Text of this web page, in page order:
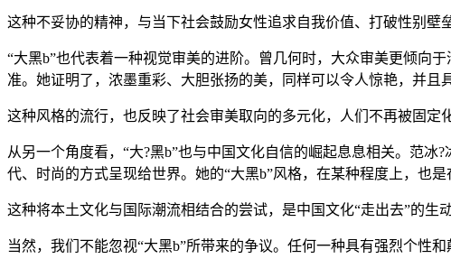
这种不妥协的精神，与当下社会鼓励女性追求自我价值、打破性别壁
“大黑b”也代表着一种视觉审美的进阶。曾几何时，大众审美更倾向
准。她证明了，浓墨重彩、大胆张扬的美，同样可以令人惊艳，并且
这种风格的流行，也反映了社会审美取向的多元化，人们不再被固定
从另一个角度看，“大?黑b”也与中国文化自信的崛起息息相关。范
代、时尚的方式呈现给世界。她的“大黑b”风格，在某种程度上，也
这种将本土文化与国际潮流相结合的尝试，是中国文化“走出去”的生
当然，我们不能忽视“大黑b”所带来的争议。任何一种具有强烈个性